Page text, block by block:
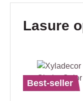
Ignorer la galerie
Lasure
Best-seller